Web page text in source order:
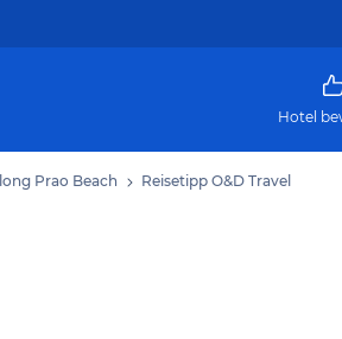
Hotel
Prao Beach Reisetipp O&D Travel